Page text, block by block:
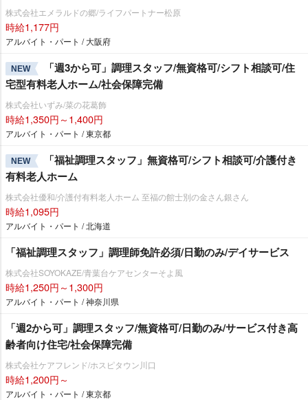
株式会社エメラルドの郷/ライフパートナー松原
時給1,177円
アルバイト・パート / 大阪府
NEW
「週3から可」調理スタッフ/無資格可/シフト相談可/住
宅型有料老人ホーム/社会保障完備
株式会社いずみ/菜の花葛飾
時給1,350円～1,400円
アルバイト・パート / 東京都
NEW
「福祉調理スタッフ」無資格可/シフト相談可/介護付き
有料老人ホーム
株式会社優和/介護付有料老人ホーム 至福の館士別の金さん銀さん
時給1,095円
アルバイト・パート / 北海道
「福祉調理スタッフ」調理師免許必須/日勤のみ/デイサービス
株式会社SOYOKAZE/青葉台ケアセンターそよ風
時給1,250円～1,300円
アルバイト・パート / 神奈川県
「週2から可」調理スタッフ/無資格可/日勤のみ/サービス付き高
齢者向け住宅/社会保障完備
株式会社ケアフレンド/ホスピタウン川口
時給1,200円～
アルバイト・パート / 東京都